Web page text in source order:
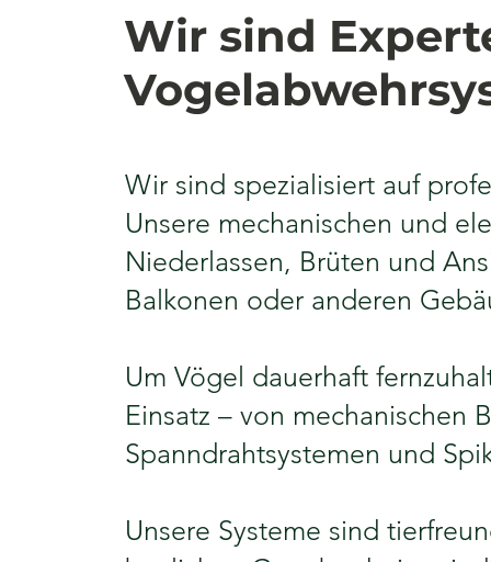
Wir sind
Wir sind spezialisiert auf
Unsere mechanischen und
Niederlassen, Brüten und
Balkonen oder anderen
Um Vögel dauerhaft
Einsatz – von mechanischen
Spanndrahtsystemen und
Unsere Systeme sind